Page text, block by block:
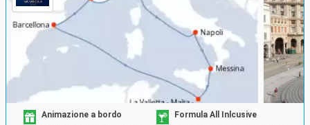
Animazione a bordo
Formula All Inlcusive